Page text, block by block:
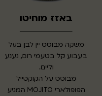
באזז מוחיטו
משקה מבוסס יין לבן בעל
בעבוע קל בטעמי רום, נענע
וליים.
מבוסס על הקוקטייל
הפופולארי MOJITO המגיע